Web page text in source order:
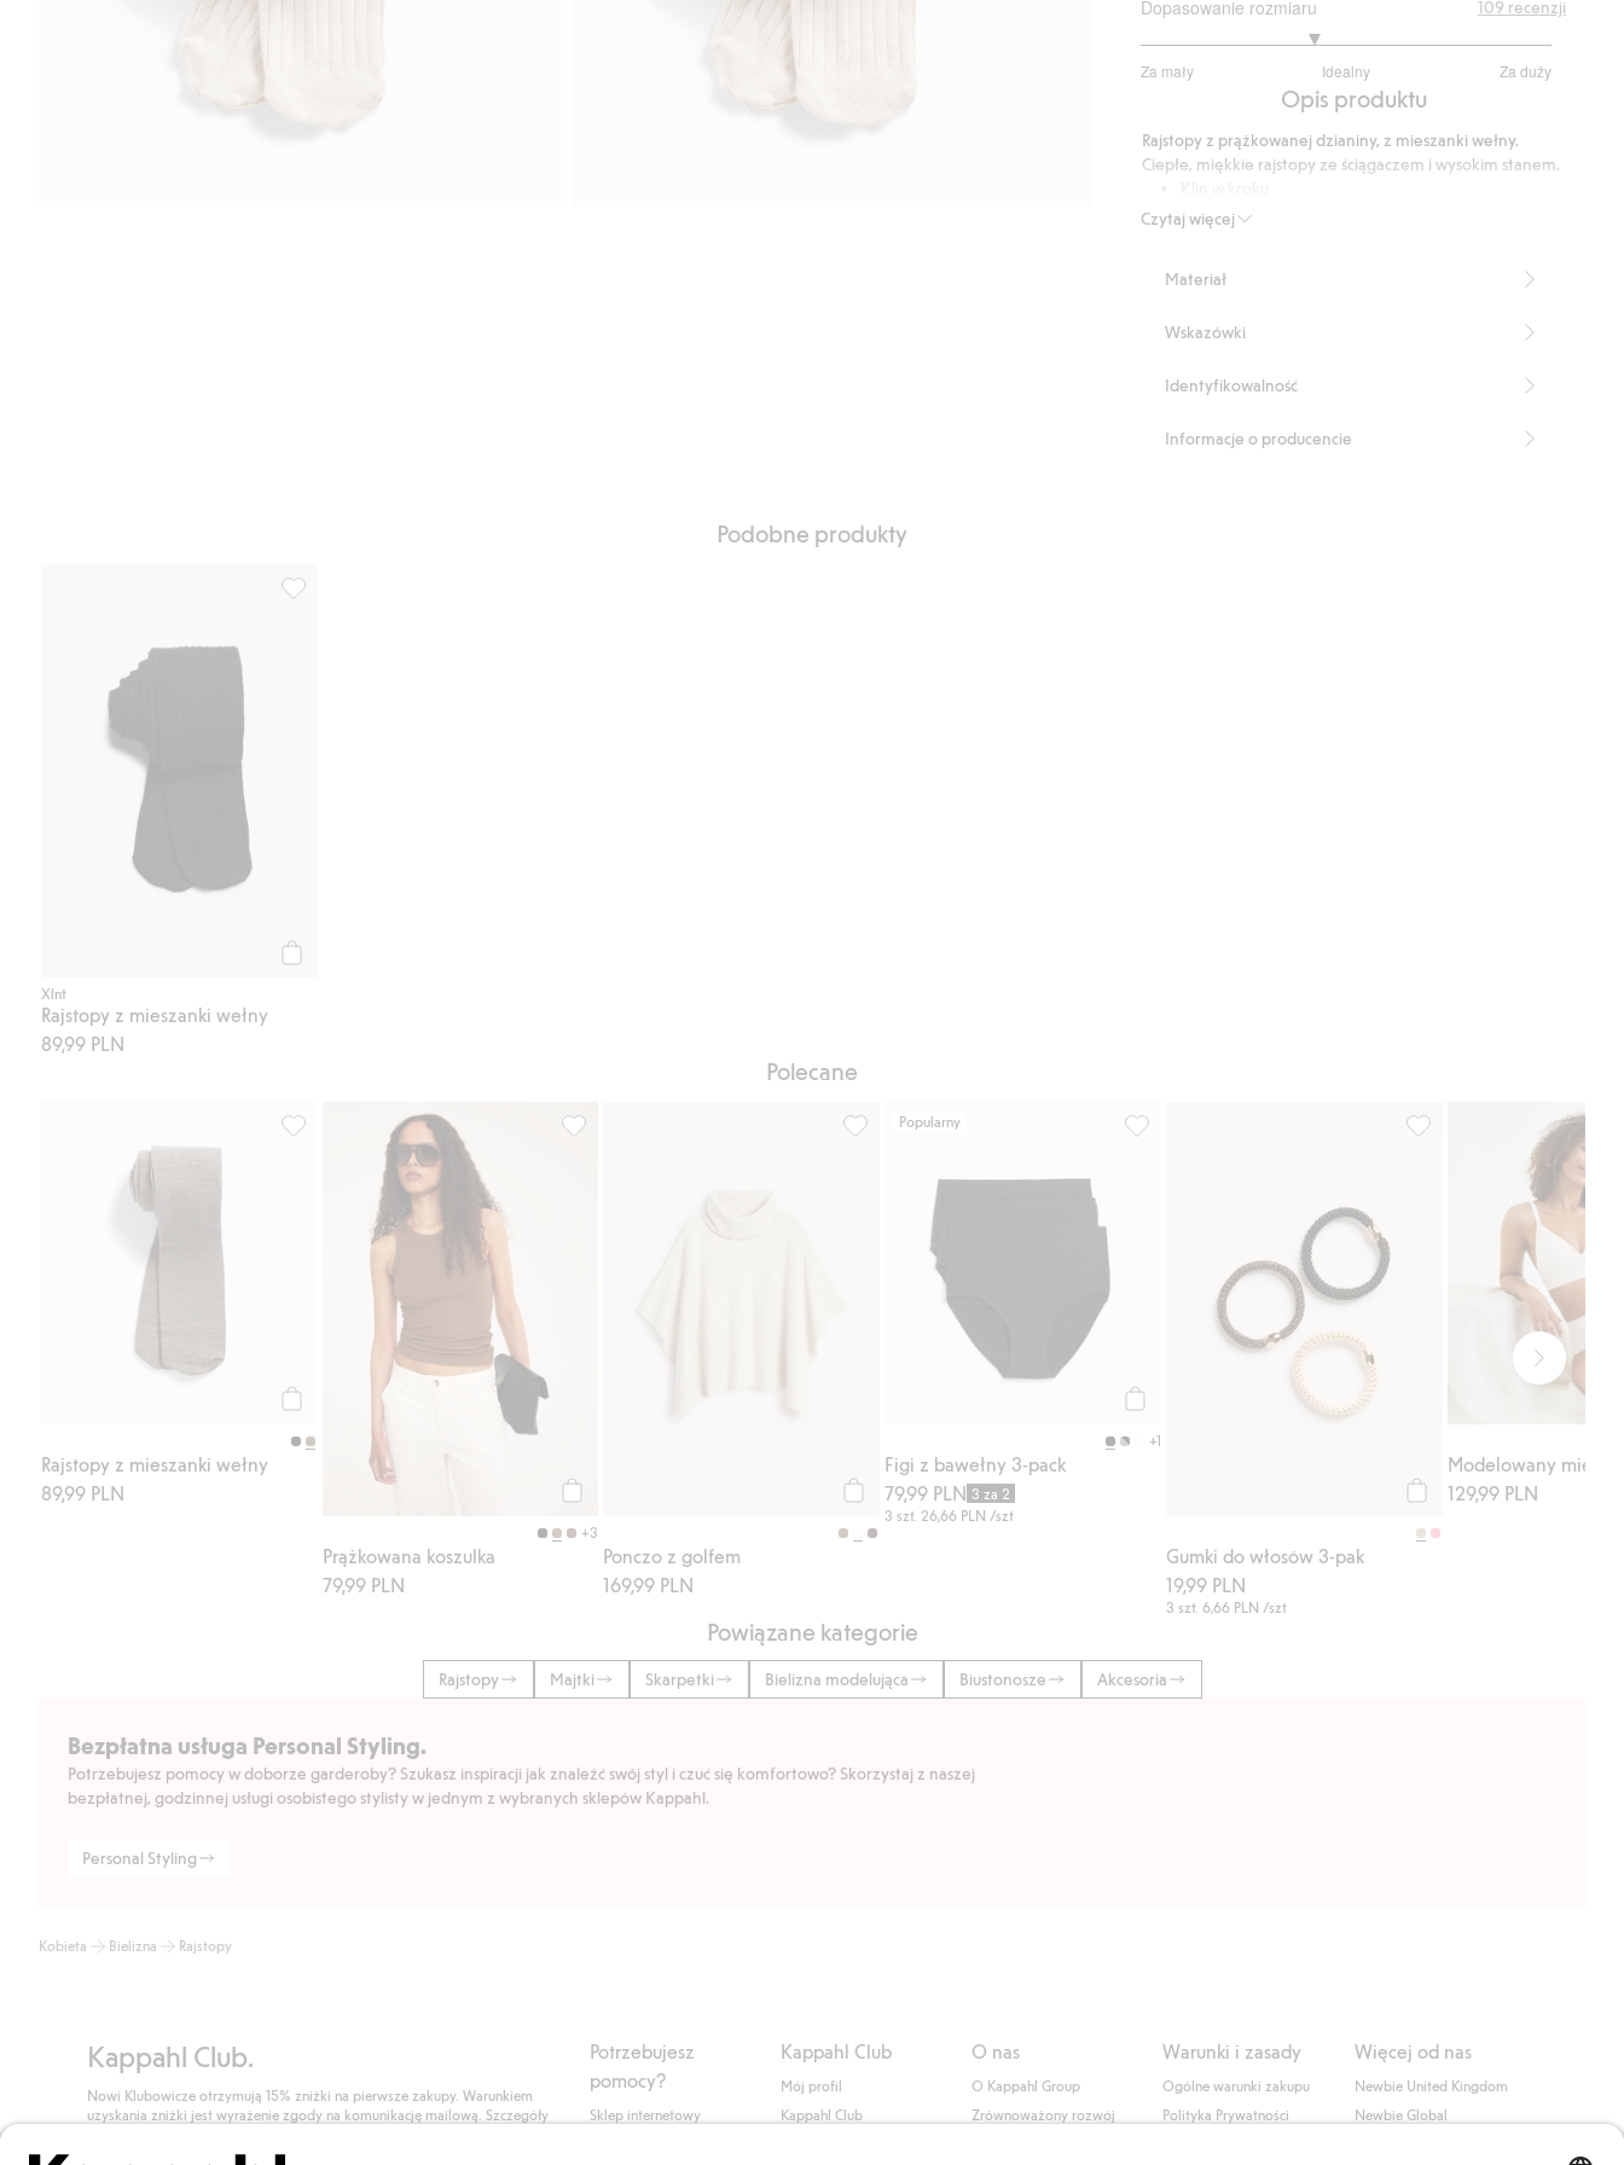
Dopasowanie rozmiaru
Za mały Idealny Za duży
na
69
głosów
109 recenzji
Opis produktu
Czytaj więcej
Rajstopy z prążkowanej dzianiny, z mieszanki wełny.
Ciepłe, miękkie rajstopy ze ściągaczem i wysokim stanem.
Numer artykułu
Materiał
Wskazówki
Identyfikowalność
Informacje o producencie
Podobne produkty
Xlnt
Rajstopy z mieszanki wełny
89,99 PLN
Polecane
Rajstopy z mieszanki wełny
89,99 PLN
Rajstopy z mieszanki wełny, Dodaj do listy ulubione
+3
Prążkowana koszulka
79,99 PLN
Ponczo z golfem
169,99 PLN
Popularny
+1
Figi z bawełny 3-pack
79,99 PLN 3 za 2
3 szt.26,66 PLN /szt
Gumki do włosów 3-pak
19,99 PLN
3 szt. 6,66 PLN /szt
Gumki do włosów 3-pak,
129,99 PLN
Powiązane kategorie
Rajstopy Majtki Skarpetki Bielizna modelująca Biustonosze Akcesoria
Bezpłatna usługa Personal Styling.
Potrzebujesz pomocy w doborze garderoby? Szukasz inspiracji jak znaleźć swój styl i czuć się komfortowo? Skorzystaj z naszej
bezpłatnej, godzinnej usługi osobistego stylisty w jednym z wybranych sklepów Kappahl.
Personal Styling
Kobieta Bielizna Rajstopy
Kappahl Club.
Nowi Klubowicze otrzymują 15% zniżki na pierwsze zakupy. Warunkiem
uzyskania zniżki jest wyrażenie zgody na komunikację mailową. Szczegóły
Potrzebujesz
pomocy?
Sklep internetowy
Kappahl Club
Mój profil
Kappahl Club
O nas
O Kappahl Group
Zrównoważony rozwój
Warunki i zasady
Ogólne warunki zakupu
Polityka Prywatności
Więcej od nas
Newbie United Kingdom
Newbie Global